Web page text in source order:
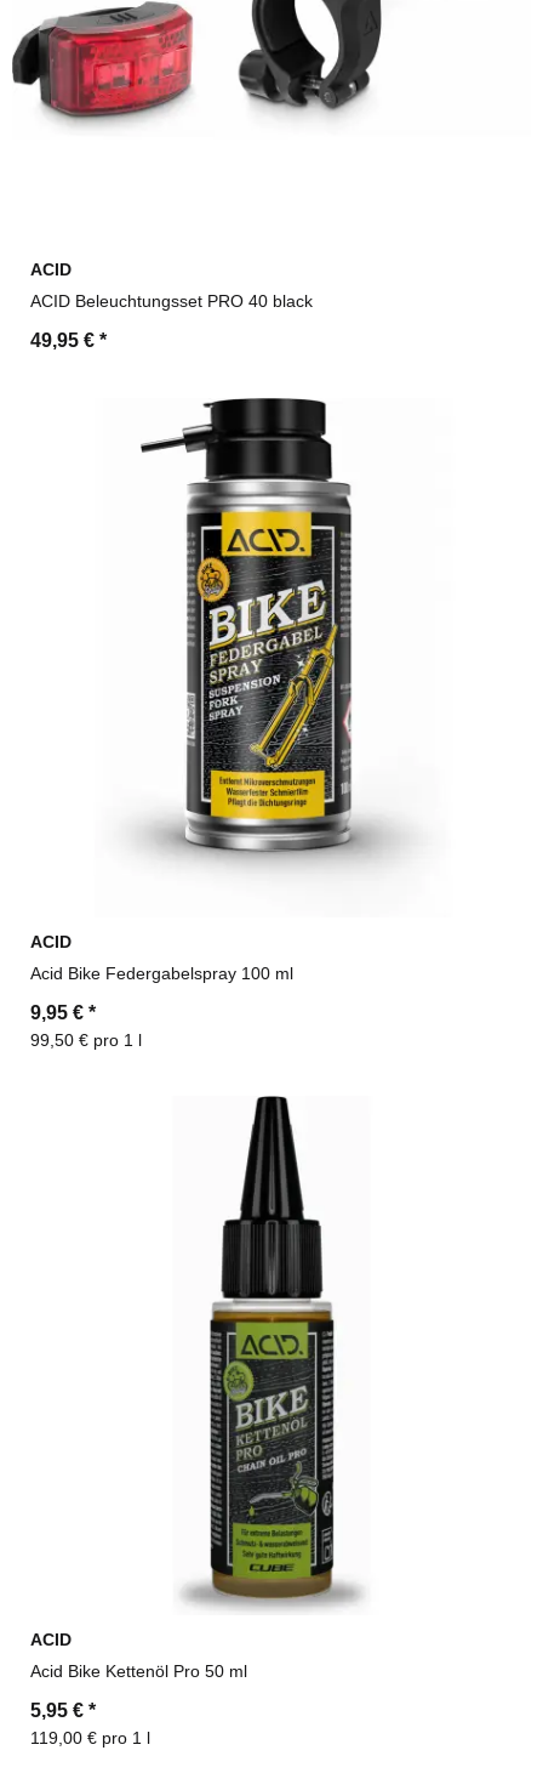
ACID
ACID Beleuchtungsset PRO 40 black
49,95 € *
ACID
Acid Bike Federgabelspray 100 ml
9,95 € *
99,50 € pro 1 l
ACID
Acid Bike Kettenöl Pro 50 ml
5,95 € *
119,00 € pro 1 l